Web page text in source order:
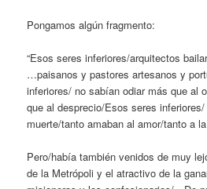
Pongamos algún fragmento:
“Esos seres inferiores/arquitectos
…paisanos y pastores artesanos y
inferiores/ no sabían odiar más que al
que al desprecio/Esos seres
muerte/tanto amaban al amor/tanto a
Pero/había también venidos de muy
de la Metrópoli y el atractivo de la